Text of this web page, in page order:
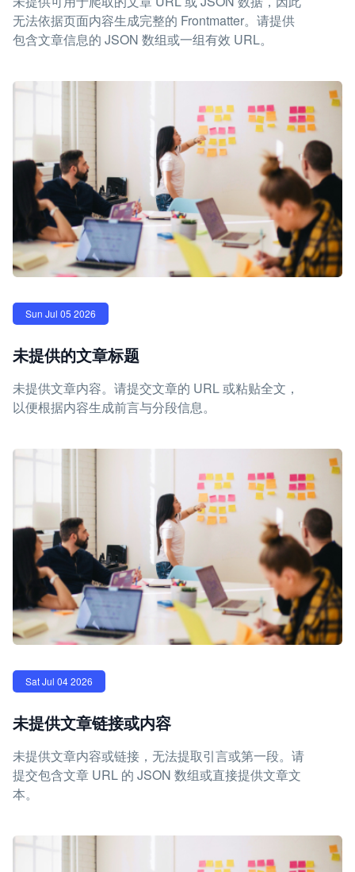
无法依据页面内容生成完整的 Frontmatter。请提供
包含文章信息的 JSON 数组或一组有效 URL。
Sun Jul 05 2026
未提供的文章标题
未提供文章内容。请提交文章的 URL 或粘贴全文，
以便根据内容生成前言与分段信息。
Sat Jul 04 2026
未提供文章链接或内容
未提供文章内容或链接，无法提取引言或第一段。请
提交包含文章 URL 的 JSON 数组或直接提供文章文
本。